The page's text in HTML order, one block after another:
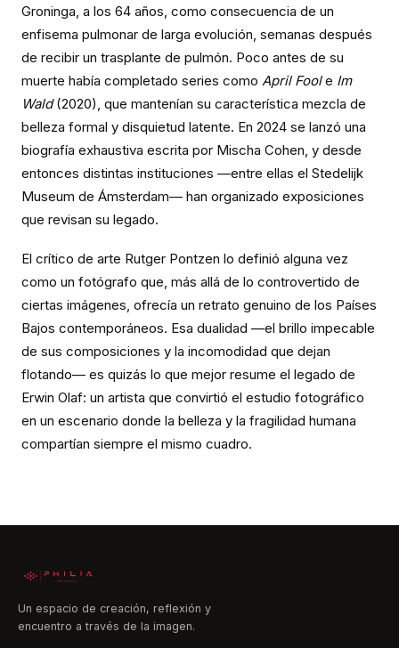
Groninga, a los 64 años, como consecuencia de un
enfisema pulmonar de larga evolución, semanas después
de recibir un trasplante de pulmón. Poco antes de su
muerte había completado series como April Foole Im
Wald(2020), que mantenían su característica mezcla de
belleza formal y disquietud latente. En 2024 se lanzó una
biografía exhaustiva escrita por Mischa Cohen, y desde
entonces distintas instituciones —entre ellas el Stedelijk
Museum de Ámsterdam— han organizado exposiciones
que revisan su legado.
El crítico de arte Rutger Pontzen lo definió alguna vez
como un fotógrafo que, más allá de lo controvertido de
ciertas imágenes, ofrecía un retrato genuino de los Países
Bajos contemporáneos. Esa dualidad —el brillo impecable
de sus composiciones y la incomodidad que dejan
flotando— es quizás lo que mejor resume el legado de
Erwin Olaf: un artista que convirtió el estudio fotográfico
en un escenario donde la belleza y la fragilidad humana
compartían siempre el mismo cuadro.
Un espacio de creación, reflexión y
encuentro a través de la imagen.